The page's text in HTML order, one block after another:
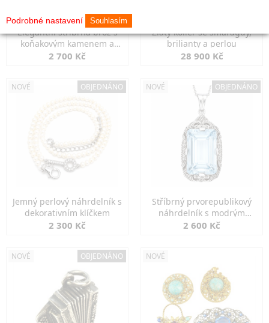
Elegantní stříbrná brož s
koňakovým kamenem a
markazity
2 700 Kč
Zlatý kolier se smaragdy,
brilianty a perlou
28 900 Kč
NOVÉ OBJEDNÁNO
Jemný perlový náhrdelník s
dekorativním klíčkem
2 300 Kč
NOVÉ OBJEDNÁNO
Stříbrný prvorepublikový
náhrdelník s modrým
spinelem
2 600 Kč
NOVÉ OBJEDNÁNO NOVÉ
Podrobné nastavení Souhlasím